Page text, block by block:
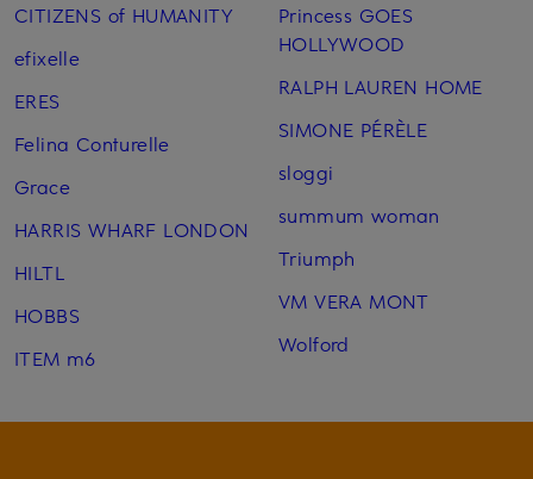
CITIZENS of HUMANITY
efixelle
ERES
Felina Conturelle
Grace
HARRIS WHARF LONDON
HILTL
HOBBS
ITEM m6
Princess GOES
HOLLYWOOD
RALPH LAUREN HOME
SIMONE PÉRÈLE
sloggi
summum woman
Triumph
VM VERA MONT
Wolford